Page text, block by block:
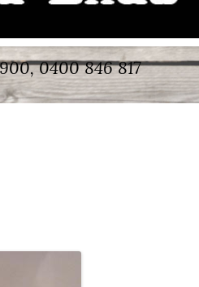
0400 846 817